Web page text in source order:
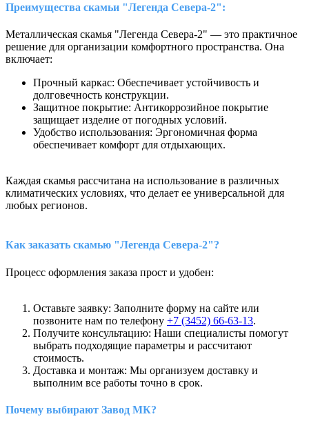
Преимущества скамьи "Легенда Севера-2":
Металлическая скамья "Легенда Севера-2" — это практичное
решение для организации комфортного пространства. Она
включает:
Прочный каркас: Обеспечивает устойчивость и
долговечность конструкции.
Защитное покрытие: Антикоррозийное покрытие
защищает изделие от погодных условий.
Удобство использования: Эргономичная форма
обеспечивает комфорт для отдыхающих.
Каждая скамья рассчитана на использование в различных
климатических условиях, что делает ее универсальной для
любых регионов.
Как заказать скамью "Легенда Севера-2"?
Процесс оформления заказа прост и удобен:
Оставьте заявку: Заполните форму на сайте или
позвоните нам по телефону +7 (3452) 66-63-13.
Получите консультацию: Наши специалисты помогут
выбрать подходящие параметры и рассчитают
стоимость.
Доставка и монтаж: Мы организуем доставку и
выполним все работы точно в срок.
Почему выбирают Завод МК?